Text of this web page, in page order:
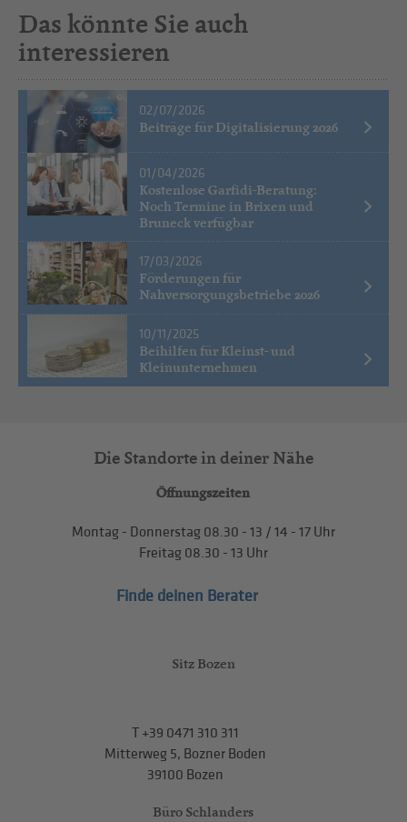
Das könnte Sie auch
interessieren
02/07/2026
Beiträge für Digitalisierung 2026
01/04/2026
Kostenlose Garfidi-Beratung:
Noch Termine in Brixen und
Bruneck verfügbar
17/03/2026
Förderungen für
Nahversorgungsbetriebe 2026
10/11/2025
Beihilfen für Kleinst- und
Kleinunternehmen
Die Standorte in deiner Nähe
Öffnungszeiten
Montag - Donnerstag 08.30 - 13 / 14 - 17 Uhr
Freitag 08.30 - 13 Uhr
Finde deinen Berater
Sitz Bozen
T+39 0471 310 311
Mitterweg 5, Bozner Boden
39100 Bozen
Büro Schlanders